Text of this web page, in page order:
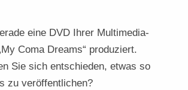
eine DVD Ihrer Multimedia-
Coma Dreams“ produziert.
Sie sich entschieden, etwas so
zu veröffentlichen?